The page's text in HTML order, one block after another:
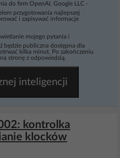
do firm OpenAI, Google LLC -
przygotowania najlepszej
i zapisywać informacje
mojego pytania i
będzie publiczna dostępna dla
kilka minut. Po zakończeniu
stronę z odpowiedzią.
inteligencji
kontrolka
klocków